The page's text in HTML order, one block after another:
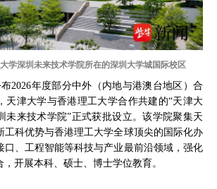
学深圳未来技术学院所在的深圳大学城国际校区
2026年度部分中外（内地与港澳台地区）合
天津大学与香港理工大学合作共建的“天津大
未来技术学院”正式获批设立。该学院聚集天
工科优势与香港理工大学全球顶尖的国际化办
口、工程智能等科技与产业最前沿领域，强化
开展本科、硕士、博士学位教育。